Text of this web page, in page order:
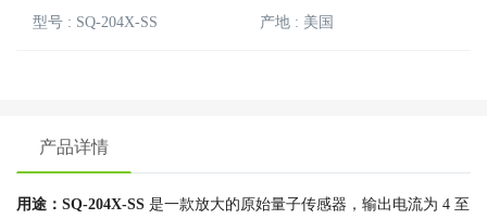
型号 : SQ-204X-SS 产地 : 美国
产品详情
用途：SQ-204X-SS 是一款放大的原始量子传感器，输出电流为 4 至